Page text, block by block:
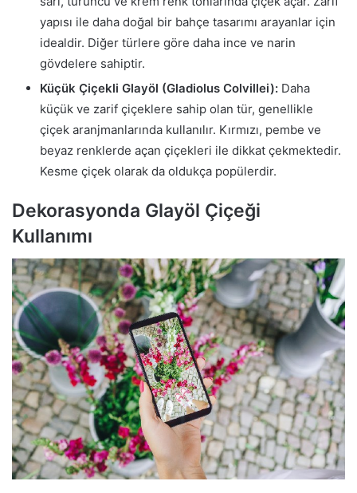
yapısı ile daha doğal bir bahçe tasarımı arayanlar için
idealdir. Diğer türlere göre daha ince ve narin
gövdelere sahiptir.
Küçük Çiçekli Glayöl (Gladiolus Colvillei): Daha
küçük ve zarif çiçeklere sahip olan tür, genellikle
çiçek aranjmanlarında kullanılır. Kırmızı, pembe ve
beyaz renklerde açan çiçekleri ile dikkat çekmektedir.
Kesme çiçek olarak da oldukça popülerdir.
Dekorasyonda Glayöl Çiçeği
Kullanımı